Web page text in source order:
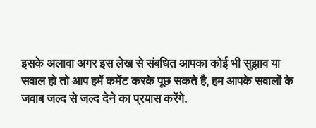
इसके अलावा अगर इस लेख से संबधित आपका कोई भी सुझाव या
सवाल हो तो आप हमें कमेंट करके पूछ सकते है, हम आपके सवालों के
जवाब जल्द से जल्द देने का प्रयास करेंगे.